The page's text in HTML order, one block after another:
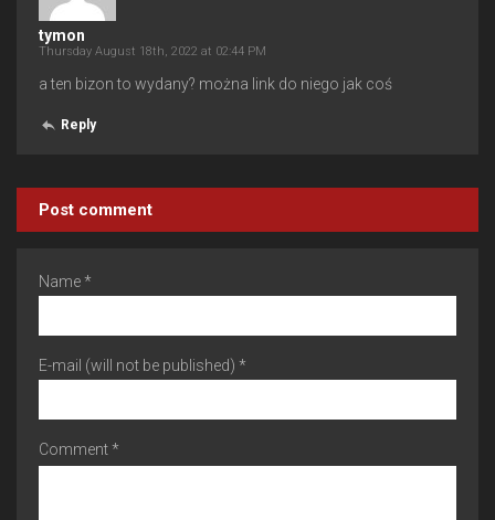
tymon
Thursday August 18th, 2022 at 02:44 PM
a ten bizon to wydany? można link do niego jak coś
Reply
Post comment
Name *
E-mail (will not be published) *
Comment *